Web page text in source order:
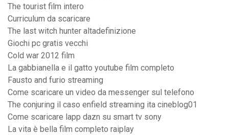
The tourist film intero
Curriculum da scaricare
The last witch hunter altadefinizione
Giochi pc gratis vecchi
Cold war 2012 film
La gabbianella e il gatto youtube film completo
Fausto and furio streaming
Come scaricare un video da messenger sul telefono
The conjuring il caso enfield streaming ita cineblog01
Come scaricare lapp dazn su smart tv sony
La vita è bella film completo raiplay